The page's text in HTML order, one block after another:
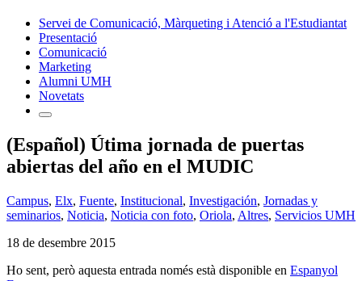
Servei de Comunicació, Màrqueting i Atenció a l'Estudiantat
Presentació
Comunicació
Marketing
Alumni UMH
Novetats
(Español) Útima jornada de puertas
abiertas del año en el MUDIC
Campus, Elx, Fuente, Institucional, Investigación, Jornadas y
seminarios, Noticia, Noticia con foto, Oriola, Altres, Servicios UMH
18 de desembre 2015
Ho sent, però aquesta entrada només està disponible en Espanyol